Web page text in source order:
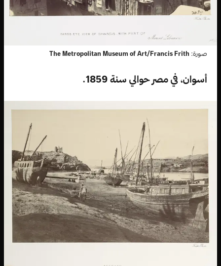
صورة: The Metropolitan Museum of Art/Francis Frith
أسوان، في مصر حوالي سنة 1859.